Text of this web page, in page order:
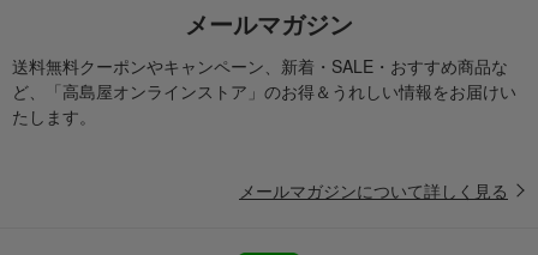
メールマガジン
送料無料クーポンやキャンペーン、新着・SALE・おすすめ商品な
ど、「高島屋オンラインストア」のお得＆うれしい情報をお届けい
たします。
メールマガジンについて詳しく見る